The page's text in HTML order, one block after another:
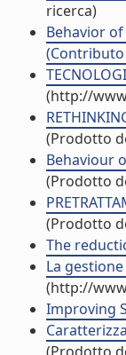
ricerca)
Behavior
(http://
(Prodotto
Behaviour
(Prodotto
(Prodotto
The
La
(http://
Improving